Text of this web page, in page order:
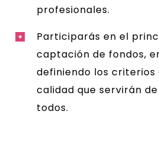
profesionales.
Participarás en el
captación de fondos,
definiendo los criterios
calidad que servirán
todos.